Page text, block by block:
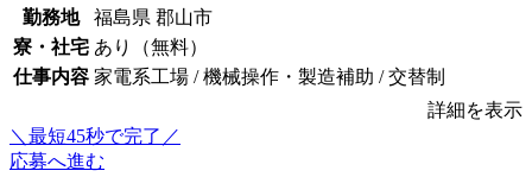
勤務地
福島県 郡山市
寮・社宅 あり（無料）
仕事内容 家電系工場 / 機械操作・製造補助 / 交替制
詳細を表示
＼最短45秒で完了／
応募へ進む